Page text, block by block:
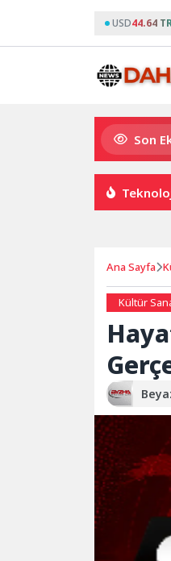
USD44.64
Son
Avrupa Drama
Ana Sayfa
Kültür